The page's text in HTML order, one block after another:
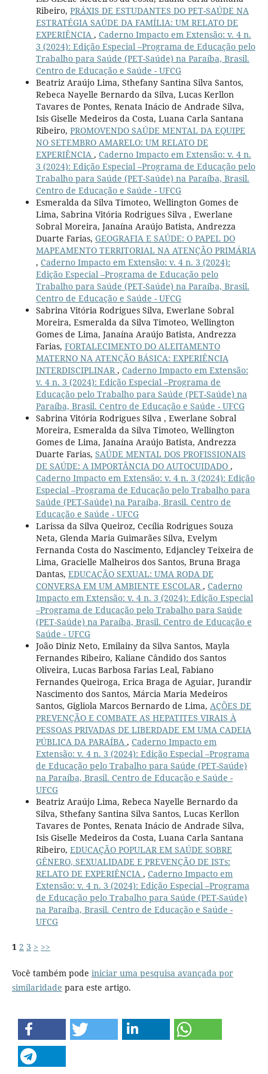
Ribeiro, PRÁXIS DE ESTUDANTES DO PET-SAÚDE NA
ESTRATÉGIA SAÚDE DA FAMÍLIA: UM RELATO DE
EXPERIÊNCIA , Caderno Impacto em Extensão: v. 4 n.
3 (2024): Edição Especial –Programa de Educação pelo
Trabalho para Saúde (PET-Saúde) na Paraíba, Brasil.
Centro de Educação e Saúde - UFCG
Beatriz Araújo Lima, Sthefany Santina Silva Santos,
Rebeca Nayelle Bernardo da Silva, Lucas Kerllon
Tavares de Pontes, Renata Inácio de Andrade Silva,
Isis Giselle Medeiros da Costa, Luana Carla Santana
Ribeiro, PROMOVENDO SAÚDE MENTAL DA EQUIPE
NO SETEMBRO AMARELO: UM RELATO DE
EXPERIÊNCIA , Caderno Impacto em Extensão: v. 4 n.
3 (2024): Edição Especial –Programa de Educação pelo
Trabalho para Saúde (PET-Saúde) na Paraíba, Brasil.
Centro de Educação e Saúde - UFCG
Esmeralda da Silva Timoteo, Wellington Gomes de
Lima, Sabrina Vitória Rodrigues Silva , Ewerlane
Sobral Moreira, Janaína Araújo Batista, Andrezza
Duarte Farias, GEOGRAFIA E SAÚDE: O PAPEL DO
MAPEAMENTO TERRITORIAL NA ATENÇÃO PRIMÁRIA
, Caderno Impacto em Extensão: v. 4 n. 3 (2024):
Edição Especial –Programa de Educação pelo
Trabalho para Saúde (PET-Saúde) na Paraíba, Brasil.
Centro de Educação e Saúde - UFCG
Sabrina Vitória Rodrigues Silva, Ewerlane Sobral
Moreira, Esmeralda da Silva Timoteo, Wellington
Gomes de Lima, Janaína Araújo Batista, Andrezza
Farias, FORTALECIMENTO DO ALEITAMENTO
MATERNO NA ATENÇÃO BÁSICA: EXPERIÊNCIA
INTERDISCIPLINAR , Caderno Impacto em Extensão:
v. 4 n. 3 (2024): Edição Especial –Programa de
Educação pelo Trabalho para Saúde (PET-Saúde) na
Paraíba, Brasil. Centro de Educação e Saúde - UFCG
Sabrina Vitória Rodrigues Silva , Ewerlane Sobral
Moreira, Esmeralda da Silva Timoteo, Wellington
Gomes de Lima, Janaína Araújo Batista, Andrezza
Duarte Farias, SAÚDE MENTAL DOS PROFISSIONAIS
DE SAÚDE: A IMPORTÂNCIA DO AUTOCUIDADO ,
Caderno Impacto em Extensão: v. 4 n. 3 (2024): Edição
Especial –Programa de Educação pelo Trabalho para
Saúde (PET-Saúde) na Paraíba, Brasil. Centro de
Educação e Saúde - UFCG
Larissa da Silva Queiroz, Cecília Rodrigues Souza
Neta, Glenda Maria Guimarães Silva, Evelym
Fernanda Costa do Nascimento, Edjancley Teixeira de
Lima, Gracielle Malheiros dos Santos, Bruna Braga
Dantas, EDUCAÇÃO SEXUAL: UMA RODA DE
CONVERSA EM UM AMBIENTE ESCOLAR , Caderno
Impacto em Extensão: v. 4 n. 3 (2024): Edição Especial
–Programa de Educação pelo Trabalho para Saúde
(PET-Saúde) na Paraíba, Brasil. Centro de Educação e
Saúde - UFCG
João Diniz Neto, Emilainy da Silva Santos, Mayla
Fernandes Ribeiro, Kaliane Cândido dos Santos
Oliveira, Lucas Barbosa Farias Leal, Fabiano
Fernandes Queiroga, Erica Braga de Aguiar, Jurandir
Nascimento dos Santos, Márcia Maria Medeiros
Santos, Gigliola Marcos Bernardo de Lima, AÇÕES DE
PREVENÇÃO E COMBATE AS HEPATITES VIRAIS À
PESSOAS PRIVADAS DE LIBERDADE EM UMA CADEIA
PÚBLICA DA PARAÍBA , Caderno Impacto em
Extensão: v. 4 n. 3 (2024): Edição Especial –Programa
de Educação pelo Trabalho para Saúde (PET-Saúde)
na Paraíba, Brasil. Centro de Educação e Saúde -
UFCG
Beatriz Araújo Lima, Rebeca Nayelle Bernardo da
Silva, Sthefany Santina Silva Santos, Lucas Kerllon
Tavares de Pontes, Renata Inácio de Andrade Silva,
Isis Giselle Medeiros da Costa, Luana Carla Santana
Ribeiro, EDUCAÇÃO POPULAR EM SAÚDE SOBRE
GÊNERO, SEXUALIDADE E PREVENÇÃO DE ISTs:
RELATO DE EXPERIÊNCIA , Caderno Impacto em
Extensão: v. 4 n. 3 (2024): Edição Especial –Programa
de Educação pelo Trabalho para Saúde (PET-Saúde)
na Paraíba, Brasil. Centro de Educação e Saúde -
UFCG
1 2 3 > >>
Você também pode iniciar uma pesquisa avançada por
similaridade para este artigo.